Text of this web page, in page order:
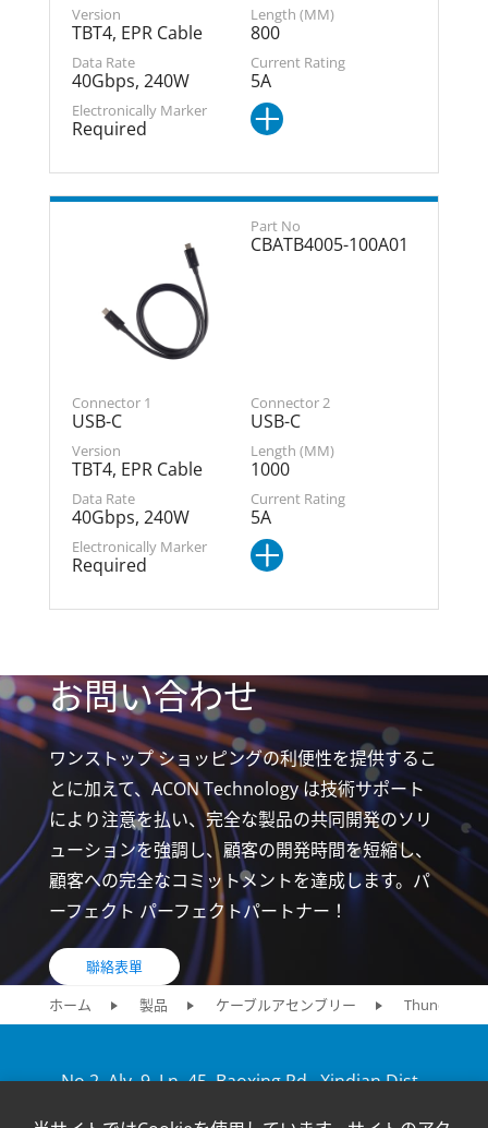
TBT4, EPR Cable
800
40Gbps, 240W
5A
Required
CBATB4005-100A01
USB-C
USB-C
TBT4, EPR Cable
1000
40Gbps, 240W
5A
Required
お問い合わせ
ワンストップ ショッピングの利便性を提供するこ
とに加えて、ACON Technology は技術サポート
により注意を払い、完全な製品の共同開発のソリ
ューションを強調し、顧客の開発時間を短縮し、
顧客への完全なコミットメントを達成します。パ
ーフェクト パーフェクトパートナー！
聯絡表單
ホーム
製品 ケーブルアセンブリー Thunderbolt
No.2, Aly. 9, Ln. 45, Baoxing Rd., Xindian Dist.,